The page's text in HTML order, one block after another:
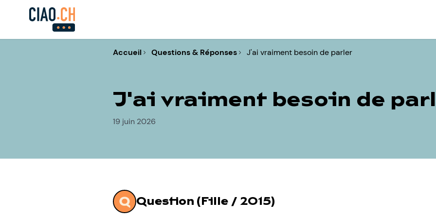
Accueil Questions & Réponses J'ai vraiment besoin de parler
J'ai vraiment besoin de
19 juin 2026
Question (Fille / 2015)